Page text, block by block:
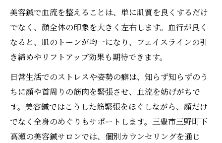
美容鍼で血流を整えることは、単に肌質を良くするだけ
でなく、顔全体の印象を大きく左右します。血行が良く
なると、肌のトーンが均一になり、フェイスラインの引
き締めやリフトアップ効果も期待できます。
日常生活でのストレスや姿勢の癖は、知らず知らずのう
ちに顔や首周りの筋肉を緊張させ、血流を妨げがちで
す。美容鍼ではこうした筋緊張をほぐしながら、顔だけ
でなく全身のめぐりもサポートします。三豊市三野町下
高瀬の美容鍼サロンでは、個別カウンセリングを通じ